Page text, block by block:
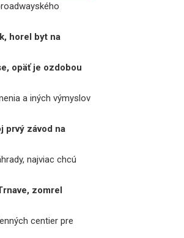
horel byt na
opäť je ozdobou
a iných výmyslov
prvý závod na
najviac chcú
zomrel
centier pre